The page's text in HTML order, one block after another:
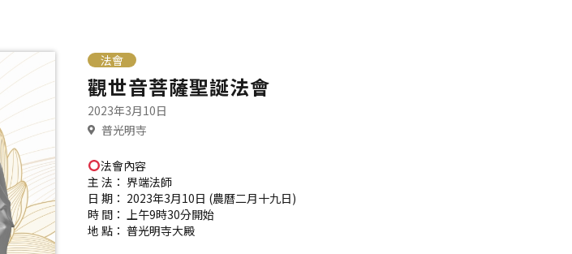
法會
觀世音菩薩聖誕法會
2023年3月10日
普光明寺
法會內容
主 法： 界端法師
日 期： 2023年3月10日 (農曆二月十九日)
時 間： 上午9時30分開始
地 點： 普光明寺大殿